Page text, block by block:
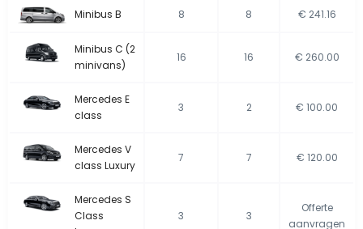
Minibus B 8 8 € 241.16
Minibus C (2
minivans)
16 16 € 260.00
Mercedes E
class
3 2 € 100.00
Mercedes V
class Luxury
7 7 € 120.00
Mercedes S
Class
3 3
Offerte
aanvragen